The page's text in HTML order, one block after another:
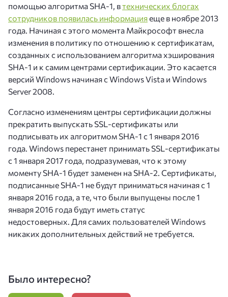
помощью алгоритма SHA-1, втехнических блогах
сотрудников появилась информацияеще в ноябре 2013
года. Начиная с этого момента Майкрософт внесла
изменения в политику по отношению к сертификатам,
созданных с использованием алгоритма хэширования
SHA-1 и к самим центрами сертификации. Это касается
версий Windows начиная с Windows Vista и Windows
Server 2008.
Согласно изменениям центры сертификации должны
прекратить выпускать SSL-сертификаты или
подписывать их алгоритмом SHA-1 с 1 января 2016
года. Windows перестанет принимать SSL-сертификаты
с 1 января 2017 года, подразумевая, что к этому
моменту SHA-1 будет заменен на SHA-2. Сертификаты,
подписанные SHA-1 не будут приниматься начиная с 1
января 2016 года, а те, что были выпущены после 1
января 2016 года будут иметь статус
недостоверных. Для самих пользователей Windows
никаких дополнительных действий не требуется.
Было интересно?